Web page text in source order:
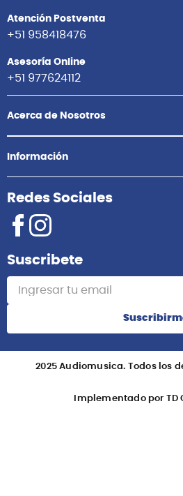
Atención Postventa
+51 958418476
Asesoría Online
+51 977624112
Acerca de Nosotros
Información
Redes Sociales
Suscribete
2025 Audiomusica. Todos los
Implementado por TD